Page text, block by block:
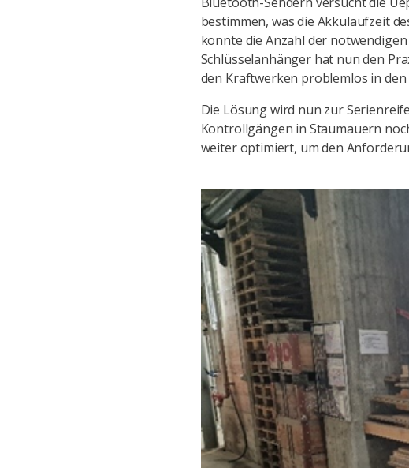
bestimmen, was die Akkulaufzeit
konnte die Anzahl der
Schlüsselanhänger hat nun den
den Kraftwerken problemlos in
Die Lösung wird nun zur
Kontrollgängen in Staumauern
weiter optimiert, um den